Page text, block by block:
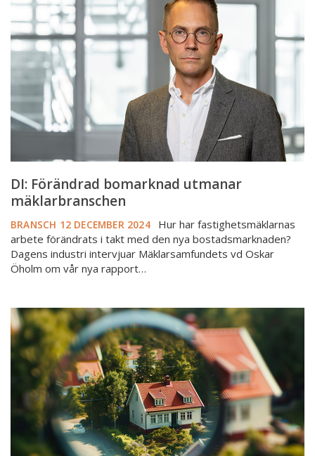
bomarknad
utmanar
mäklarbranschen
DI: Förändrad bomarknad utmanar
mäklarbranschen
BRANSCH 12 DECEMBER 2024
Hur har fastighetsmäklarnas
arbete förändrats i takt med den nya bostadsmarknaden?
Dagens industri intervjuar Mäklarsamfundets vd Oskar
Öholm om vår nya rapport…
Kontakta
Skatteverket
om
du
förmedlar
uthyrningsobjekt